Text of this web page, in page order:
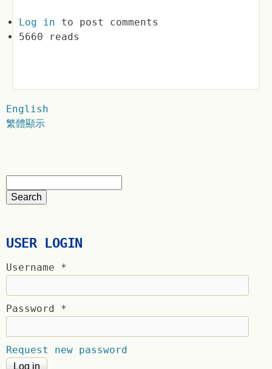
Log in to post comments
5660 reads
English
繁體顯示
USER LOGIN
Username *
Password *
Request new password